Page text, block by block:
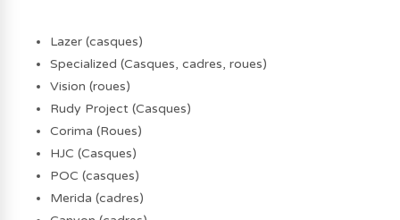
Lazer (casques)
Specialized (Casques, cadres, roues)
Vision (roues)
Rudy Project (Casques)
Corima (Roues)
HJC (Casques)
POC (casques)
Merida (cadres)